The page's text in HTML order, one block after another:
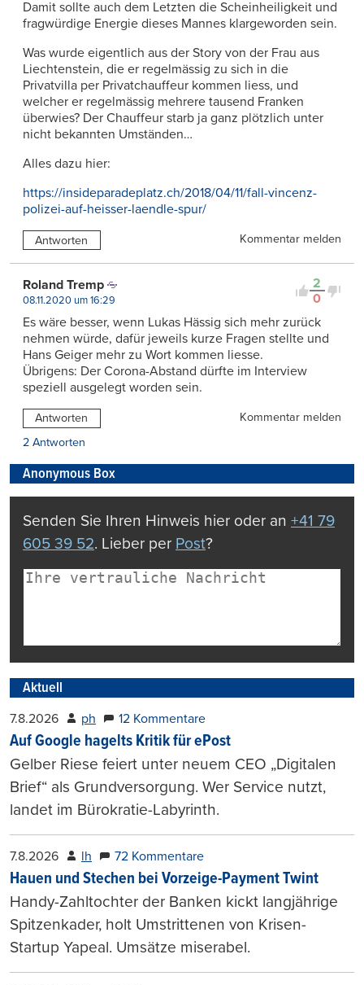
Damit sollte auch dem Letzten die Scheinheiligkeit und
fragwürdige Energie dieses Mannes klargeworden sein.
Was wurde eigentlich aus der Story von der Frau aus
Liechtenstein, die er regelmässig zu sich in die
Privatvilla per Privatchauffeur kommen liess, und
welcher er regelmässig mehrere tausend Franken
überwies? Der Chauffeur starb ja ganz plötzlich unter
nicht bekannten Umständen…
Alles dazu hier:
https://insideparadeplatz.ch/2018/04/11/fall-vincenz-
polizei-auf-heisser-laendle-spur/
Antworten Kommentar melden
2
0
Roland Tremp
08.11.2020 um 16:29
Es wäre besser, wenn Lukas Hässig sich mehr zurück
nehmen würde, dafür jeweils kurze Fragen stellte und
Hans Geiger mehr zu Wort kommen liesse.
Übrigens: Der Corona-Abstand dürfte im Interview
speziell ausgelegt worden sein.
Antworten
Kommentar melden
2 Antworten
Anonymous Box
Senden Sie Ihren Hinweis hier oder an +41 79
605 39 52. Lieber per Post?
Aktuell
7.8.2026 ph 12 Kommentare
Auf Google hagelts Kritik für ePost
Gelber Riese feiert unter neuem CEO „Digitalen
Brief“ als Grundversorgung. Wer Service nutzt,
landet im Bürokratie-Labyrinth.
7.8.2026 lh 72 Kommentare
Hauen und Stechen bei Vorzeige-Payment Twint
Handy-Zahltochter der Banken kickt langjährige
Spitzenkader, holt Umstrittenen von Krisen-
Startup Yapeal. Umsätze miserabel.